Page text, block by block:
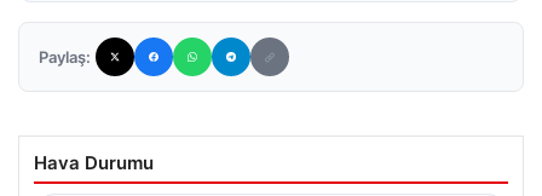
Paylaş:
Hava Durumu